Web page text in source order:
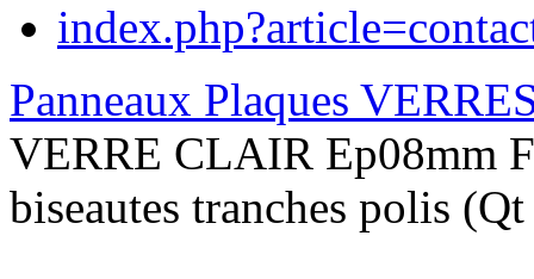
Panneaux Plaques
VERRE CLAIR Ep08mm
biseautes tranches polis